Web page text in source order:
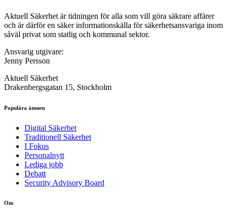
Aktuell Säkerhet är tidningen för alla som vill göra säkrare affärer
och är därför en säker informationskälla för säkerhets­ansvariga inom
såväl privat som statlig och kommunal sektor.
Ansvarig utgivare:
Jenny Persson
Aktuell Säkerhet
Drakenbergsgatan 15, Stockholm
Populära ämnen
Digital Säkerhet
Traditionell Säkerhet
I Fokus
Personalnytt
Lediga jobb
Debatt
Security Advisory Board
Om